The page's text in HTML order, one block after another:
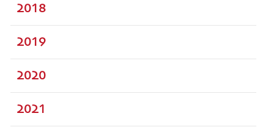
2018
2019
2020
2021